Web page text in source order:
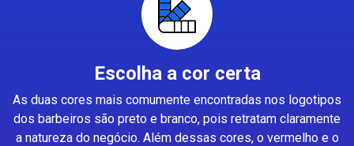
Escolha a cor certa
As duas cores mais comumente encontradas nos logotipos
dos barbeiros são preto e branco, pois retratam claramente
a natureza do negócio. Além dessas cores, o vermelho e o